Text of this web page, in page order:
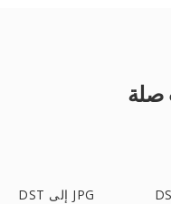
صلة
DST إلى JPG